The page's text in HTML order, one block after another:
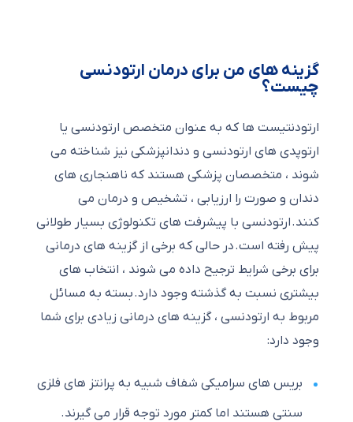
گزینه های من برای درمان ارتودنسی
چیست؟
ارتودنتیست ها که به عنوان متخصص ارتودنسی یا
ارتوپدی های ارتودنسی و دندانپزشکی نیز شناخته می
شوند ، متخصصان پزشکی هستند که ناهنجاری های
دندان و صورت را ارزیابی ، تشخیص و درمان می
کنند. ارتودنسی با پیشرفت های تکنولوژی بسیار طولانی
پیش رفته است. در حالی که برخی از گزینه های درمانی
برای برخی شرایط ترجیح داده می شوند ، انتخاب های
بیشتری نسبت به گذشته وجود دارد. بسته به مسائل
مربوط به ارتودنسی ، گزینه های درمانی زیادی برای شما
وجود دارد:
بریس های سرامیکی شفاف شبیه به پرانتز های فلزی
سنتی هستند اما کمتر مورد توجه قرار می گیرند.